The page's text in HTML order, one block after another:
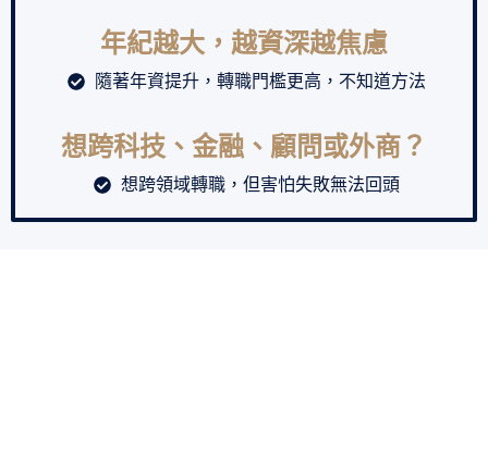
年紀越大，越資深越焦慮
隨著年資提升，轉職門檻更高，不知道方法
想跨科技、金融、顧問或外商？
想跨領域轉職，但害怕失敗無法回頭